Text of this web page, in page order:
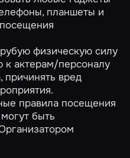
планшеты и
физическую силу
к актерам/персоналу
причинять вред
правила посещения
быть